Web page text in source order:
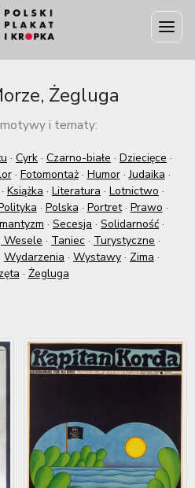
Żegluga
i tematy:
· Cyrk · Czarno-białe · Dziecięce ·
· Fotomontaż· Humor·Judaika ·
· Książka · Literatura · Lotnictwo ·
· Polska · Portret· Prawo ·
· Secesja · Solidarność ·
Wesele · Taniec · Turystyczne ·
Wydarzenia · Wystawy · Zima ·
· Żegluga